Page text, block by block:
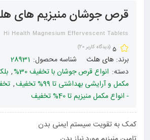
قرص جوشان منیزیم های
Hi Health Magnesium Effervescent Tablets
5 (دیدگاه کاربر 20
)
برند: های هلث شناسه محصول: 28931
دسته: انواع قرص جوشان با تخفیف 30% ,
مکمل و آرایشی بهداشتی تا 99% تخفیف
,
- انواع مکمل منیزیم تا 40% تخفیف
کمک به تقویت سیستم ایمنی بدن